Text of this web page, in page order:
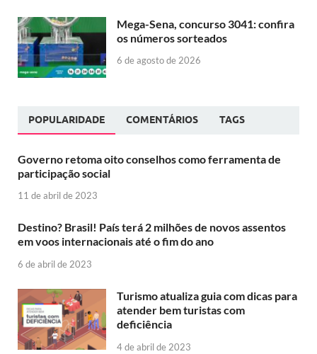
Mega-Sena, concurso 3041: confira
os números sorteados
6 de agosto de 2026
POPULARIDADE COMENTÁRIOS TAGS
Governo retoma oito conselhos como ferramenta de
participação social
11 de abril de 2023
Destino? Brasil! País terá 2 milhões de novos assentos
em voos internacionais até o fim do ano
6 de abril de 2023
Turismo atualiza guia com dicas para
atender bem turistas com
deficiência
4 de abril de 2023